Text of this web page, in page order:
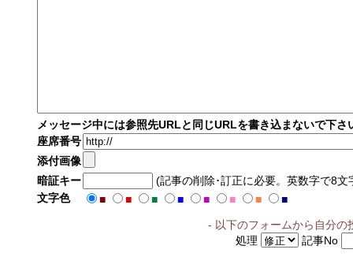
メッセージ中には参照先URLと同じURLを書き込まないで下さ
座席番号
添付画像
暗証キー
(記事の削除･訂正に必要。英数字で8文
文字色
■ ■ ■ ■ ■ ■ ■
■
- 以下のフォームから自分の
処理
記事No